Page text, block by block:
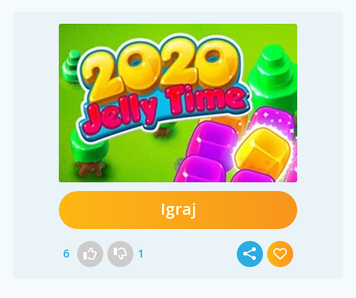
Igraj
6 1